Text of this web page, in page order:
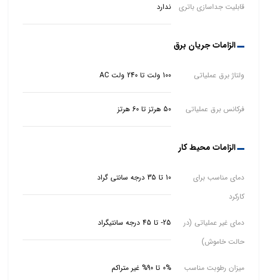
قابلیت جداسازی باتری ندارد
الزامات جریان برق
ولتاژ برق عملیاتی 100 ولت تا 240 ولت AC
فرکانس برق عملیاتی 50 هرتز تا 60 هرتز
الزامات محیط کار
دمای مناسب برای
کارکرد
10 تا 35 درجه سانتی گراد
دمای غیر عملیاتی (در
حالت خاموش)
25- تا 45 درجه سانتیگراد
میزان رطوبت مناسب
0% تا 90% غیر متراکم